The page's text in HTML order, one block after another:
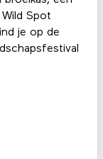
Spot
je op de